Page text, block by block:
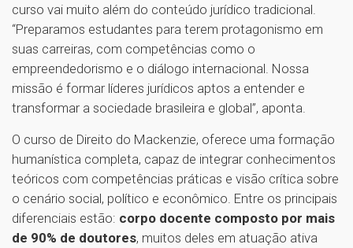
curso vai muito além do conteúdo jurídico tradicional.
“Preparamos estudantes para terem protagonismo em
suas carreiras, com competências como o
empreendedorismo e o diálogo internacional. Nossa
missão é formar líderes jurídicos aptos a entender e
transformar a sociedade brasileira e global”, aponta.
O curso de Direito do Mackenzie, oferece uma formação
humanística completa, capaz de integrar conhecimentos
teóricos com competências práticas e visão crítica sobre
o cenário social, político e econômico. Entre os principais
diferenciais estão: corpo docente composto por mais
de 90% de doutores, muitos deles em atuação ativa